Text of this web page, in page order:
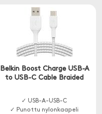
Belkin Boost Charge USB-A
to USB-C Cable Braided
✓ USB-A-USB-C
✓ Punottu nylonkaapeli